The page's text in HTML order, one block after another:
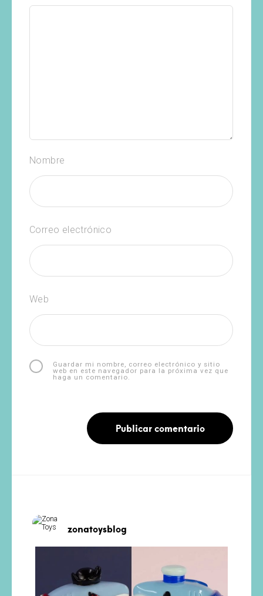
Nombre
Correo electrónico
Web
Guardar mi nombre, correo electrónico y sitio
web en este navegador para la próxima vez que
haga un comentario.
zonatoysblog